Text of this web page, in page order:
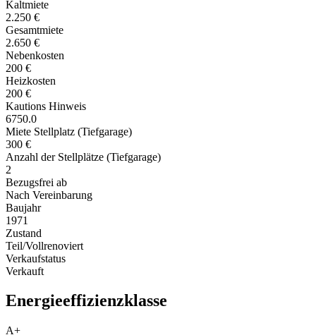
Kaltmiete
2.250 €
Gesamtmiete
2.650 €
Nebenkosten
200 €
Heizkosten
200 €
Kautions Hinweis
6750.0
Miete Stellplatz (Tiefgarage)
300 €
Anzahl der Stellplätze (Tiefgarage)
2
Bezugsfrei ab
Nach Vereinbarung
Baujahr
1971
Zustand
Teil/Vollrenoviert
Verkaufstatus
Verkauft
Energieeffizienzklasse
A+